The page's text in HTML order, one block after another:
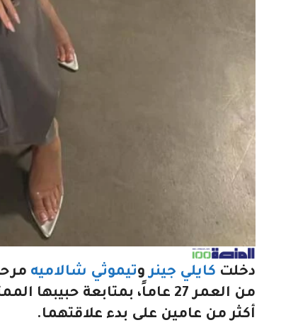
دخلت كايلي جينروتيموثي شالاميه
أكثر من عامين على بدء علاقتهما.